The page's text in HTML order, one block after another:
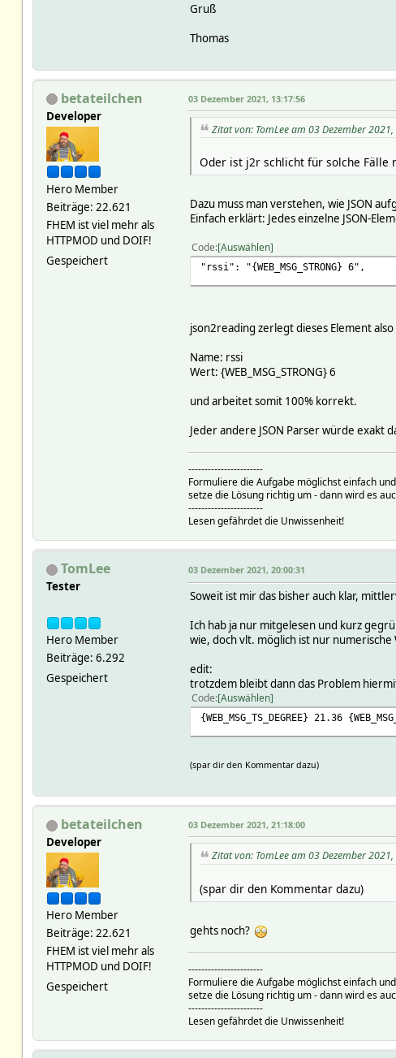
Gruß
Thomas
betateilchen
Developer
Hero Member
Beiträge: 22.621
FHEM ist viel mehr als
HTTPMOD und DOIF!
Gespeichert
03 Dezember 2021, 13:17:56
Zitat von: TomLee am 03 Dezember
Oder ist j2r schlicht für solche Fälle
Dazu muss man verstehen, wie JSON
Einfach erklärt: Jedes einzelne JSON-
Code Auswählen
"rssi": "{WEB_MSG_STRONG} 6",
json2reading zerlegt dieses Element
Name: rssi
Wert: {WEB_MSG_STRONG} 6
und arbeitet somit 100% korrekt.
Jeder andere JSON Parser würde exakt
-----------------------
Formuliere die Aufgabe möglichst einfach und
setze die Lösung richtig um - dann wird es
-----------------------
Lesen gefährdet die Unwissenheit!
TomLee
Tester
Hero Member
Beiträge: 6.292
Gespeichert
03 Dezember 2021, 20:00:31
Soweit ist mir das bisher auch klar,
Ich hab ja nur mitgelesen und kurz
wie, doch vlt. möglich ist nur numerische
edit:
trotzdem bleibt dann das Problem
Code Auswählen
{WEB_MSG_TS_DEGREE} 21.36
(spar dir den Kommentar dazu)
betateilchen
Developer
Hero Member
Beiträge: 22.621
FHEM ist viel mehr als
HTTPMOD und DOIF!
Gespeichert
03 Dezember 2021, 21:18:00
Zitat von: TomLee am 03 Dezember
(spar dir den Kommentar dazu)
gehts noch?
-----------------------
Formuliere die Aufgabe möglichst einfach und
setze die Lösung richtig um - dann wird es
-----------------------
Lesen gefährdet die Unwissenheit!